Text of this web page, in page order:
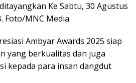
Ke Sabtu, 30 Agustus
Foto/MNC Media.
Ambyar Awards 2025 siap
yang berkualitas dan juga
kepada para insan dangdut